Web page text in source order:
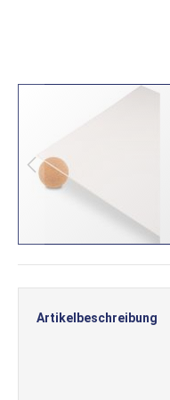
Anfang
Artikelbeschreibung